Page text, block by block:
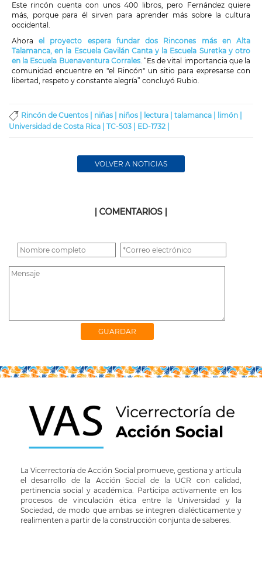
Este rincón cuenta con unos 400 libros, pero Fernández quiere
más, porque para él sirven para aprender más sobre la cultura
occidental.
Ahorael proyecto espera fundar dos Rincones más en Alta
Talamanca, en la Escuela Gavilán Canta y la Escuela Suretka y otro
en la Escuela Buenaventura Corrales. “Es de vital importancia que la
comunidad encuentre en "el Rincón" un sitio para expresarse con
libertad, respeto y constante alegría” concluyó Rubio.
Rincón de Cuentos | niñas | niños | lectura | talamanca | limón |
Universidad de Costa Rica | TC-503 | ED-1732 |
VOLVER A NOTICIAS
| COMENTARIOS |
La Vicerrectoría de Acción Social promueve, gestiona y articula
el desarrollo de la Acción Social de la UCR con calidad,
pertinencia social y académica. Participa activamente en los
procesos de vinculación ética entre la Universidad y la
Sociedad, de modo que ambas se integren dialécticamente y
realimenten a partir de la construcción conjunta de saberes.